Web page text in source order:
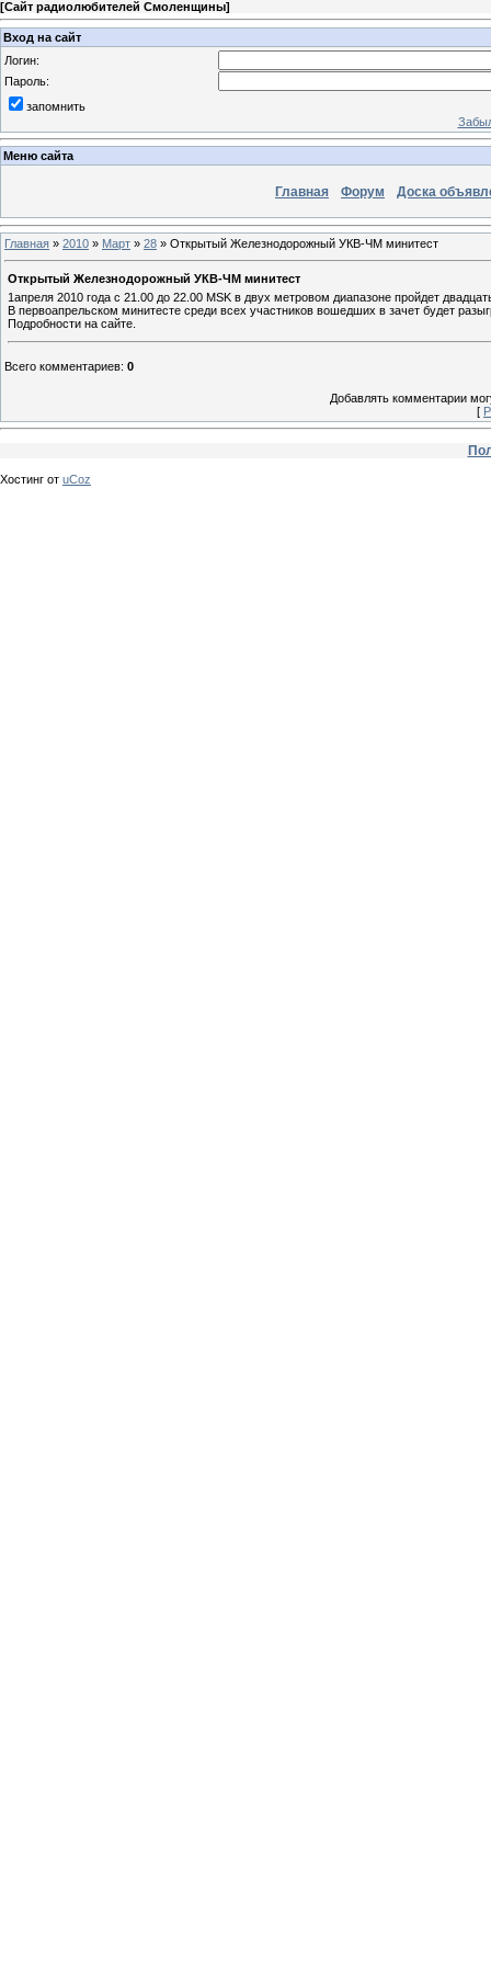
[Сайт радиолюбителей Смоленщины]
Вход на сайт
Логин:
Пароль:
запомнить
Меню сайта
Главная Форум Доска
Главная » 2010 » Март » 28 » Открытый Железнодорожный УКВ-ЧМ минитест
Открытый Железнодорожный УКВ-ЧМ минитест
1апреля 2010 года с 21.00 до 22.00 MSK в двух метровом диапазоне пройдет
В первоапрельском минитесте среди всех участников вошедших в зачет будет
Подробности на сайте.
Всего комментариев: 0
Добавлять комментарии
[
Хостинг от uCoz